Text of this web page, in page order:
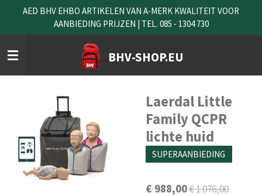
naar
de
hoofdinhoud
BHV-SHOP.EU
AED BHV EHBO ARTIKELEN VAN A-MERK KWALITEIT VOOR
AANBIEDING PRIJZEN | TEL. 085 - 1304 730
Laerdal Little
Family QCPR
lichte huid
SUPERAANBIEDING
€ 988,00€ 1.076,00